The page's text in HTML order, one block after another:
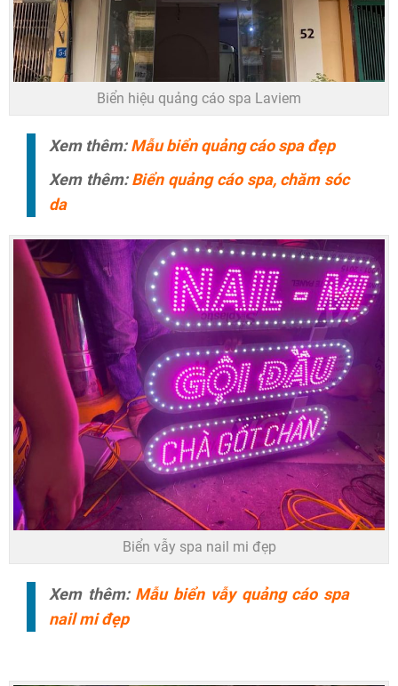
Biển hiệu quảng cáo spa Laviem
Xem thêm: Mẫu biển quảng cáo spa đẹp
Xem thêm:Biển quảng cáo spa, chăm sóc
da
Biển vẫy spa nail mi đẹp
Xem thêm: Mẫu biển vẫy quảng cáo spa
nail mi đẹp